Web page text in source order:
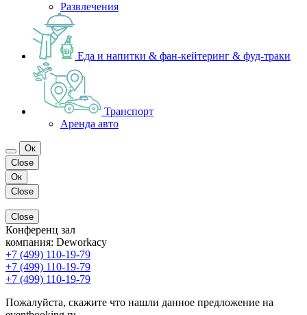
Развлечения
Еда и напитки & фан-кейтеринг & фуд-траки
Транспорт
Аренда авто
Ок
Close
Ок
Close
Close
Конференц зал
компания: Deworkacy
+7 (499) 110-19-79
+7 (499) 110-19-79
+7 (499) 110-19-79
Пожалуйста, скажите что нашли данное предложение на